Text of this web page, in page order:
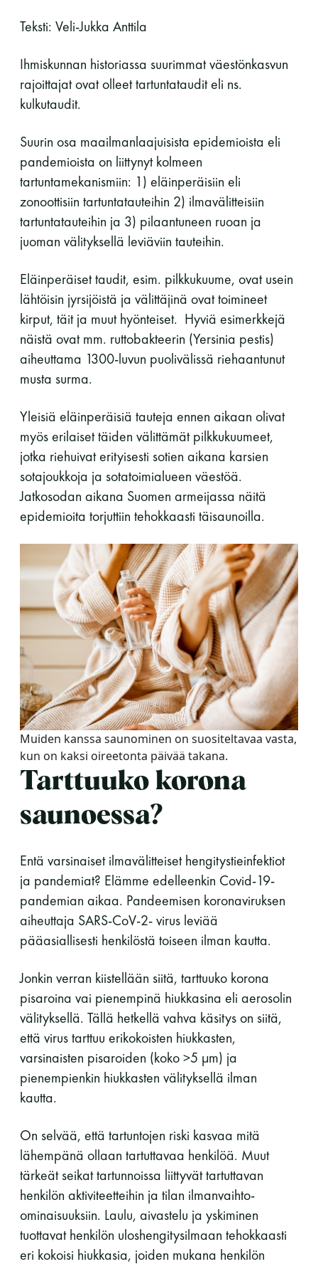
11 saunomiskerran kortti
Vuosikortti - M / N
Suomen Saunaseura ry
Kahvio/kassa 050 372 4167
(saunojen aukioloaikana)
Y-tunnus: 0116872-9
Tietosuojaseloste
YHTEYSTIEDOT
Saunaseuran tarkoitus
saunomistapoja, joiden perustana on toisten
saunarauhan kunnioittaminen. Seura vaalii
saunakulttuuria ja pyrkii kehittämään suomalaista
saunaa ja edistämään sitä koskevaa tutkimusta.
LUE LISÄÄ
Teksti: Veli-Jukka Anttila
Ihmiskunnan historiassa suurimmat väestönkasvun
rajoittajat ovat olleet tartuntataudit eli ns.
kulkutaudit.
Suurin osa maailmanlaajuisista epidemioista eli
pandemioista on liittynyt kolmeen
tartuntamekanismiin: 1) eläinperäisiin eli
zonoottisiin tartuntatauteihin 2) ilmavälitteisiin
tartuntatauteihin ja 3) pilaantuneen ruoan ja
juoman välityksellä leviäviin tauteihin.
Eläinperäiset taudit, esim. pilkkukuume, ovat usein
lähtöisin jyrsijöistä ja välittäjinä ovat toimineet
kirput, täit ja muut hyönteiset. Hyviä esimerkkejä
näistä ovat mm. ruttobakteerin (Yersinia pestis)
aiheuttama 1300-luvun puolivälissä riehaantunut
musta surma.
Yleisiä eläinperäisiä tauteja ennen aikaan olivat
myös erilaiset täiden välittämät pilkkukuumeet,
jotka riehuivat erityisesti sotien aikana karsien
sotajoukkoja ja sotatoimialueen väestöä.
Jatkosodan aikana Suomen armeijassa näitä
epidemioita torjuttiin tehokkaasti täisaunoilla.
Muiden kanssa saunominen on suositeltavaa vasta,
kun on kaksi oireetonta päivää takana.
Tarttuuko korona
saunoessa?
Entä varsinaiset ilmavälitteiset hengitystieinfektiot
ja pandemiat? Elämme edelleenkin Covid-19-
pandemian aikaa. Pandeemisen koronaviruksen
aiheuttaja SARS-CoV-2- virus leviää
pääasiallisesti henkilöstä toiseen ilman kautta.
Jonkin verran kiistellään siitä, tarttuuko korona
pisaroina vai pienempinä hiukkasina eli aerosolin
välityksellä. Tällä hetkellä vahva käsitys on siitä,
että virus tarttuu erikokoisten hiukkasten,
varsinaisten pisaroiden (koko >5 µm) ja
pienempienkin hiukkasten välityksellä ilman
kautta.
On selvää, että tartuntojen riski kasvaa mitä
lähempänä ollaan tartuttavaa henkilöä. Muut
tärkeät seikat tartunnoissa liittyvät tartuttavan
henkilön aktiviteetteihin ja tilan ilmanvaihto-
ominaisuuksiin. Laulu, aivastelu ja yskiminen
tuottavat henkilön uloshengitysilmaan tehokkaasti
eri kokoisi hiukkasia, joiden mukana henkilön